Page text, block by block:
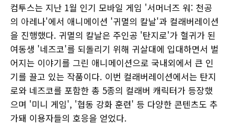
컴투스는 지난 1월 인기 모바일 게임 '서머너즈 워: 천공
의 아레나'에서 애니메이션 '귀멸의 칼날'과 컬래버레이션
을 진행했다. 귀멸의 칼날은 주인공 '탄지로'가 혈귀가 된
여동생 '네즈코'를 되돌리기 위해 귀살대에 입대하면서 벌
어지는 이야기를 그린 애니메이션으로 국내외에서 큰 인
기를 끌고 있는 작품이다. 이번 컬래버레이션에서는 탄지
로와 네즈코를 포함한 총 5종의 컬래버 캐릭터가 등장했
으며 '미니 게임', '협동 강화 훈련' 등 다양한 콘텐츠도 추
가돼 이용자들의 호응을 얻었다.